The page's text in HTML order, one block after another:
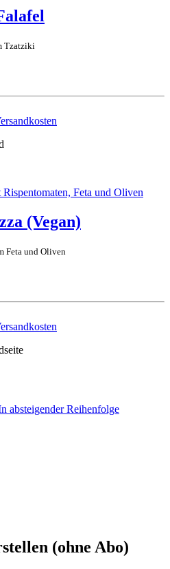
Tzatziki
(Vegan)
Feta und Oliven
absteigender Reihenfolge
(ohne Abo)